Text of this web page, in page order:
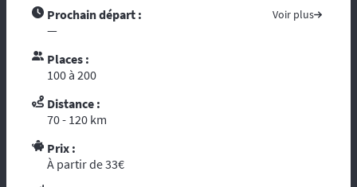
Prochain départ : Voir plus
—
Places :
100 à 200
Distance :
70 - 120 km
Prix :
À partir de 33€
des affaires étrangères :
conseillé voire indispensable de se munir
d’un téléphone ou d’une balise satellitaire.
diplômé de brevet d’Etat
fermeur qui ont les compétences